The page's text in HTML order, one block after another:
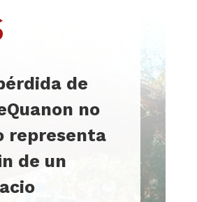
de
no
representa
de un